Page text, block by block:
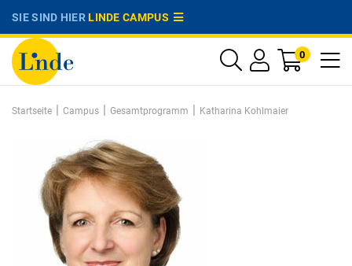
SIE SIND HIERLINDE CAMPUS
0
Startseite | Campus | Gesamtprogramm | Katharina Kohlmaier